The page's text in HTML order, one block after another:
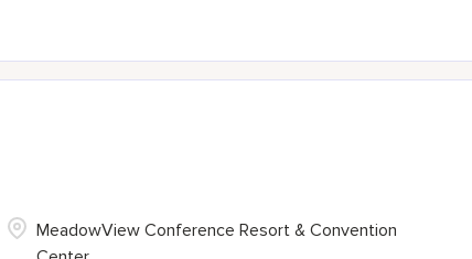
MeadowView Conference Resort & Convention